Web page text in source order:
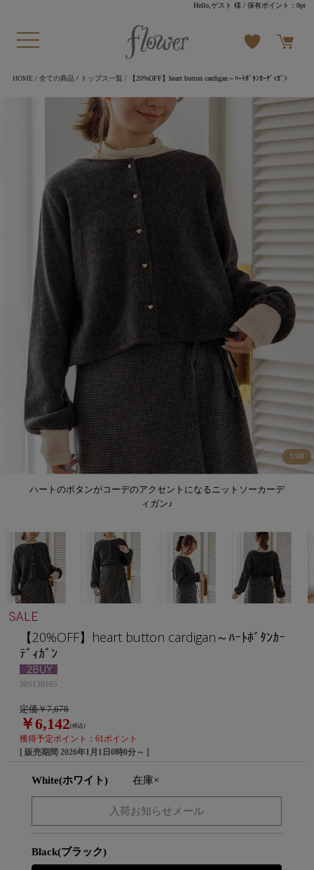
Hello,ゲスト 様 / 保有ポイント：0pt
HOME/ 全ての商品/ トップス一覧 / 【20%OFF】heart button cardigan～ﾊｰﾄﾎﾞﾀﾝｶｰﾃﾞｨｶﾞﾝ
ハートのボタンがコーデのアクセントになるニットソーカーデ
ィガン♪
1/40
【20%OFF】heart button cardigan～ﾊｰﾄﾎﾞﾀﾝｶｰ
ﾃﾞｨｶﾞﾝ
305130165
定価￥7,678
￥6,142(税込)
獲得予定ポイント：61ポイント
[ 販売期間2026年1月1日0時0分～ ]
White(ホワイト) 在庫×
Black(ブラック)